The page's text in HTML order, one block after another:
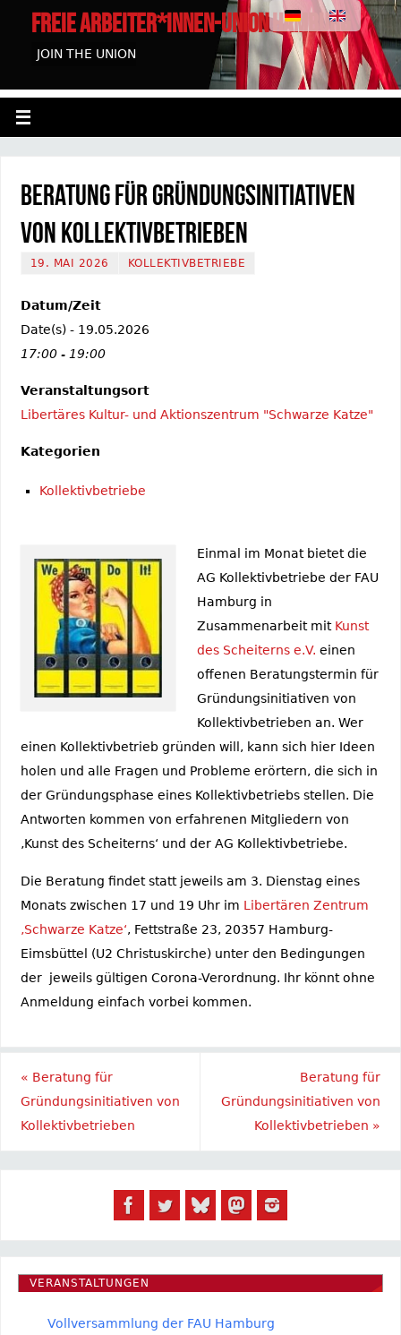
FREIE ARBEITER*INNEN-UNION HAMBURG
JOIN THE UNION
Beratung für Gründungsinitiativen
von Kollektivbetrieben
19. MAI 2026 KOLLEKTIVBETRIEBE
Datum/Zeit
Date(s) - 19.05.2026
17:00 - 19:00
Veranstaltungsort
Libertäres Kultur- und Aktionszentrum "Schwarze Katze"
Kategorien
Kollektivbetriebe
Einmal im Monat bietet die
AG Kollektivbetriebe der FAU
Hamburg in
Zusammenarbeit mit Kunst
des Scheiterns e.V. einen
offenen Beratungstermin für
Gründungsinitiativen von
Kollektivbetrieben an. Wer
einen Kollektivbetrieb gründen will, kann sich hier Ideen
holen und alle Fragen und Probleme erörtern, die sich in
der Gründungsphase eines Kollektivbetriebs stellen. Die
Antworten kommen von erfahrenen Mitgliedern von
‚Kunst des Scheiterns‘ und der AG Kollektivbetriebe.
Die Beratung findet statt jeweils am 3. Dienstag eines
Monats zwischen 17 und 19 Uhr im Libertären Zentrum
‚Schwarze Katze‘, Fettstraße 23, 20357 Hamburg-
Eimsbüttel (U2 Christuskirche) unter den Bedingungen
der jeweils gültigen Corona-Verordnung. Ihr könnt ohne
Anmeldung einfach vorbei kommen.
« Beratung für
Gründungsinitiativen von
Kollektivbetrieben
Beratung für
Gründungsinitiativen von
Kollektivbetrieben »
VERANSTALTUNGEN
Vollversammlung der FAU Hamburg